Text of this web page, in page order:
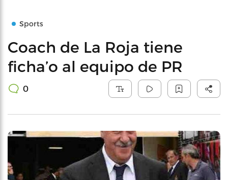
Sports
Coach de La Roja tiene
ficha’o al equipo de PR
0